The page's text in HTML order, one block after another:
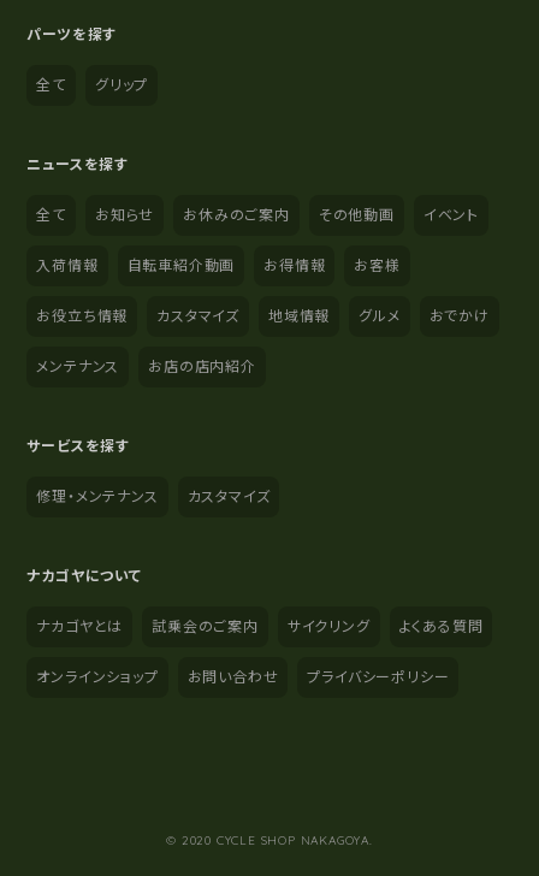
パーツを探す
全て グリップ
ニュースを探す
全て お知らせ お休みのご案内 その他動画 イベント
入荷情報 自転車紹介動画 お得情報 お客様
お役立ち情報 カスタマイズ 地域情報 グルメ おでかけ
メンテナンス お店の店内紹介
サービスを探す
修理・メンテナンス カスタマイズ
ナカゴヤについて
ナカゴヤとは 試乗会のご案内 サイクリング よくある質問
オンラインショップ お問い合わせ プライバシーポリシー
© 2020 CYCLE SHOP NAKAGOYA.